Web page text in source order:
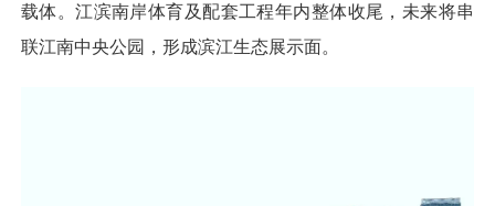
载体。江滨南岸体育及配套工程年内整体收尾，未来将串
联江南中央公园，形成滨江生态展示面。